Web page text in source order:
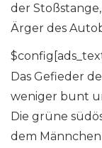
der
Ärger des
Das Gefieder
weniger bunt
Die grüne
dem